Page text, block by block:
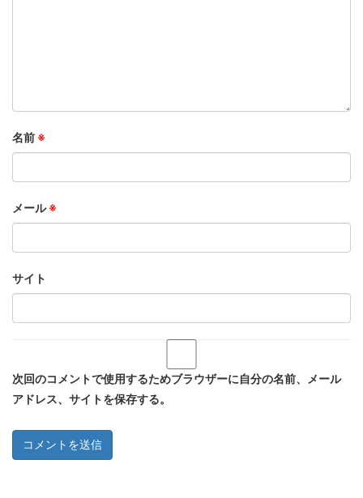
名前 ※
メール※
サイト
次回のコメントで使用するためブラウザーに自分の名前、メール
アドレス、サイトを保存する。